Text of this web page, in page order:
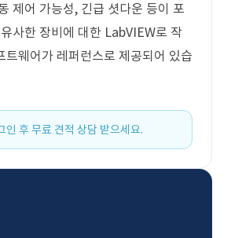
제어 가능성, 긴급 셧다운 등이 포
사한 장비에 대한 LabVIEW로 작
트웨어가 레퍼런스로 제공되어 있습
인 후 무료 견적 상담 받으세요.